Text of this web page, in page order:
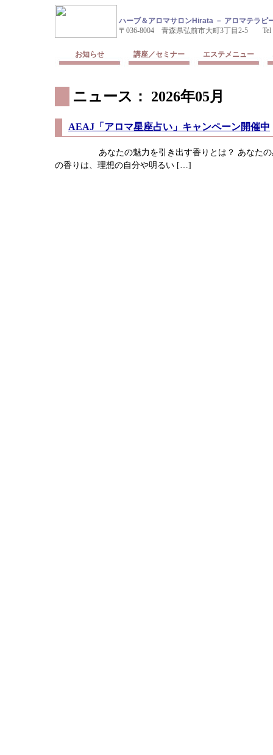
ハーブ＆アロマサロンHirata － アロマテラピ
〒036-8004 青森県弘前市大町3丁目2-5 Tel
お知らせ 講座／セミナー エステメニュー
ニュース： 2026年05月
AEAJ「アロマ星座占い」キャンペーン開催中
あなたの魅力を引き出す香りとは？ あなたの星
の香りは、理想の自分や明るい […]